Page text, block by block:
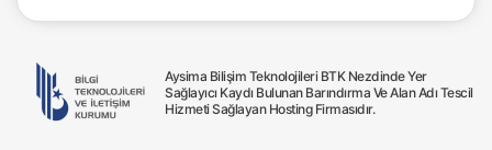
Aysima Bilişim Teknolojileri BTK Nezdinde Yer
Sağlayıcı Kaydı Bulunan Barındırma Ve Alan Adı Tescil
Hizmeti Sağlayan Hosting Firmasıdır.